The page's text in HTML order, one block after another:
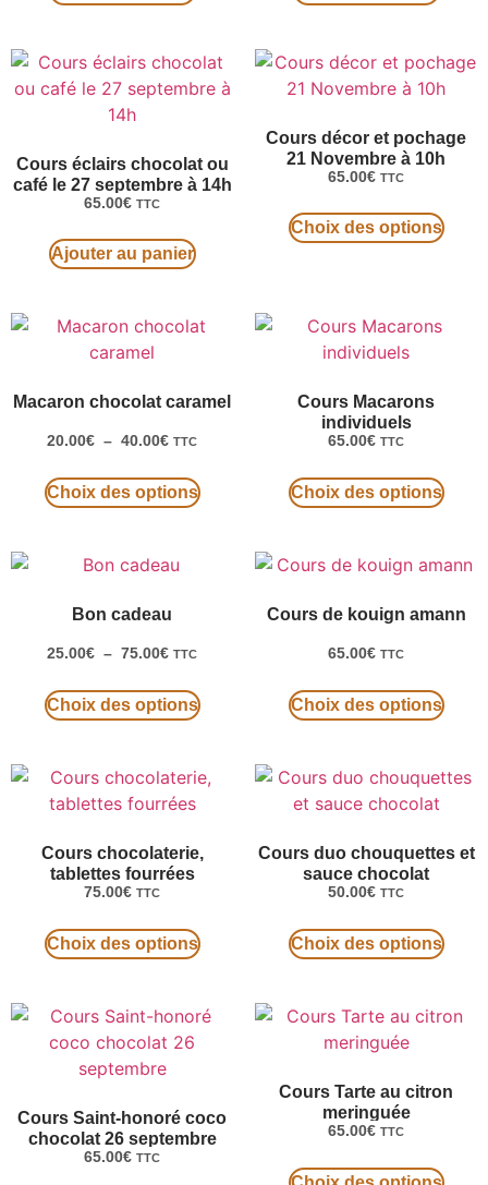
Cours éclairs chocolat ou
café le 27 septembre à 14h
65.00€ TTC
Ajouter au panier
Cours décor et pochage
21 Novembre à 10h
65.00€ TTC
Choix des options
Macaron chocolat caramel
20.00€ – 40.00€ TTC
Choix des options
Cours Macarons
individuels
65.00€ TTC
Choix des options
Bon cadeau
25.00€ – 75.00€ TTC
Choix des options
Cours de kouign amann
65.00€ TTC
Choix des options
Cours chocolaterie,
tablettes fourrées
75.00€ TTC
Choix des options
Cours duo chouquettes et
sauce chocolat
50.00€ TTC
Choix des options
Cours Saint-honoré coco
chocolat 26 septembre
65.00€ TTC
Cours Tarte au citron
meringuée
65.00€ TTC